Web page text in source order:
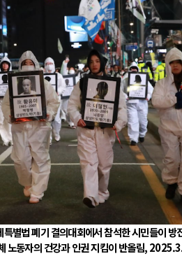
별법 폐기 결의대회에서 참석한 시민들이 방
노동자의 건강과 인권 지킴이 반올림,